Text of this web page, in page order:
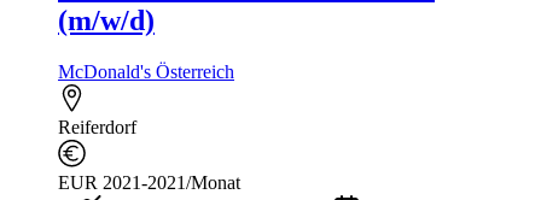
(m/w/d)
McDonald's Österreich
Reiferdorf
EUR 2021-2021/Monat